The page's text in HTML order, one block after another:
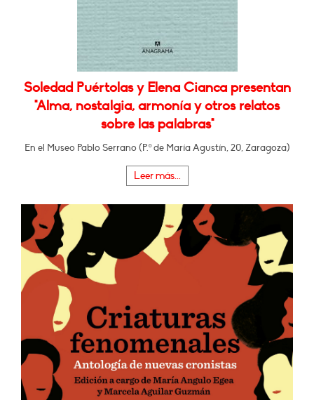
Soledad Puértolas y Elena Cianca presentan
"Alma, nostalgia, armonía y otros relatos
sobre las palabras"
En el Museo Pablo Serrano (P.º de María Agustín, 20, Zaragoza)
Leer más...